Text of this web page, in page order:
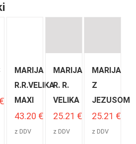
€
MARIJA
R.R.VELIKA
MAXI
43.20 €
z DDV
MARIJA
R. R.
VELIKA
25.21 €
z DDV
MARIJA
Z
JEZUSOM
25.21 €
z DDV